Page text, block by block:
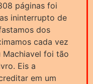
páginas foi
ininterrupto de
dos
cada vez
Machiavel foi tão
Eis a
em um